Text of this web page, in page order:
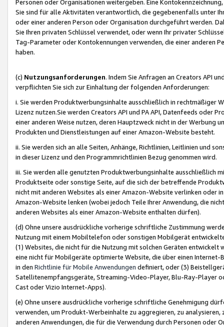
Personen oder Organisationen weitergeben. Eine
Sie sind für alle Aktivitäten verantwortlich, die gegebenenfalls unter
oder einer anderen Person oder Organisation durchgeführt werden.
Sie Ihren privaten Schlüssel verwendet, oder wenn Ihr privater
Tag-Parameter oder Kontokennungen verwenden, die einer anderen
haben.
(c) Nutzungsanforderungen. Indem Sie Anfragen an Creators API
verpflichten Sie sich zur Einhaltung der folgenden Anforderungen:
i. Sie werden Produktwerbungsinhalte ausschließlich in rechtmäßiger
Lizenz nutzen.Sie werden Creators API und PA API, Datenfeeds oder
einer anderen Weise nutzen, deren Hauptzweck nicht in der Werbung
Produkten und Dienstleistungen auf einer Amazon-Website besteht.
ii. Sie werden sich an alle Seiten, Anhänge, Richtlinien, Leitlinien und
in dieser Lizenz und den Programmrichtlinien Bezug genommen wird.
iii. Sie werden alle genutzten Produktwerbungsinhalte ausschließlich
Produktseite oder sonstige Seite, auf die sich der betreffende
nicht mit anderen Websites als einer Amazon-Website verlinken oder
Amazon-Website lenken (wobei jedoch Teile Ihrer Anwendung, die
anderen Websites als einer Amazon-Website enthalten dürfen).
(d) Ohne unsere ausdrückliche vorherige schriftliche Zustimmung
Nutzung mit einem Mobiltelefon oder sonstigen Mobilgerät
(1) Websites, die nicht für die Nutzung mit solchen Geräten
eine nicht für Mobilgeräte optimierte Website, die über einen
in den Richtlinie für Mobile Anwendungen definiert, oder (3)
Satellitenempfangsgeräte, Streaming-Video-Player, Blu-Ray-Player
Cast oder Vizio Internet-Apps).
(e) Ohne unsere ausdrückliche vorherige schriftliche Genehmigung
verwenden, um Produkt-Werbeinhalte zu aggregieren, zu
anderen Anwendungen, die für die Verwendung durch Personen